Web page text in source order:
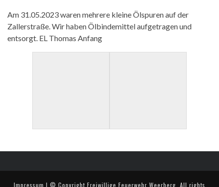
Am 31.05.2023 waren mehrere kleine Ölspuren auf der
Zallerstraße. Wir haben Ölbindemittel aufgetragen und
entsorgt. EL Thomas Anfang
Impressum | © Copyright Freiwillige Feuerwehr Weerberg . All rights